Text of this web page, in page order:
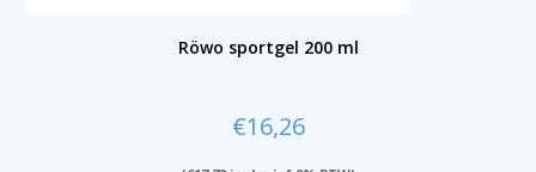
Röwo sportgel 200 ml
€16,26